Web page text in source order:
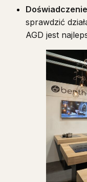
sprawdzić
AGD jest